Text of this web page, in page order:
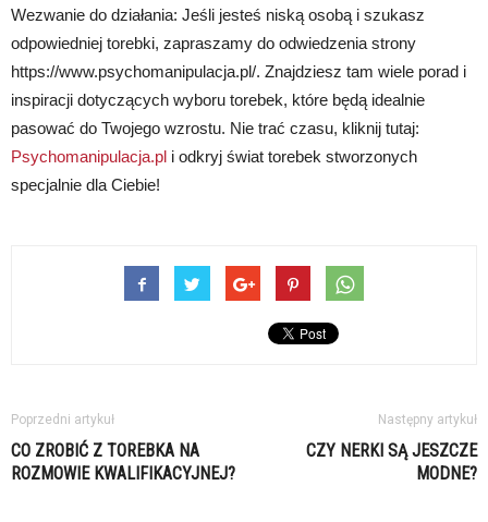
Wezwanie do działania: Jeśli jesteś niską osobą i szukasz
odpowiedniej torebki, zapraszamy do odwiedzenia strony
https://www.psychomanipulacja.pl/. Znajdziesz tam wiele porad i
inspiracji dotyczących wyboru torebek, które będą idealnie
pasować do Twojego wzrostu. Nie trać czasu, kliknij tutaj:
Psychomanipulacja.pl i odkryj świat torebek stworzonych
specjalnie dla Ciebie!
Poprzedni artykuł
CO ZROBIĆ Z TOREBKA NA
ROZMOWIE KWALIFIKACYJNEJ?
Następny artykuł
CZY NERKI SĄ JESZCZE
MODNE?